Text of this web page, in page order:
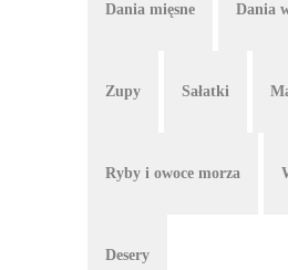
Dania mięsne Dania
Zupy Sałatki
Ryby i owoce morza
Desery